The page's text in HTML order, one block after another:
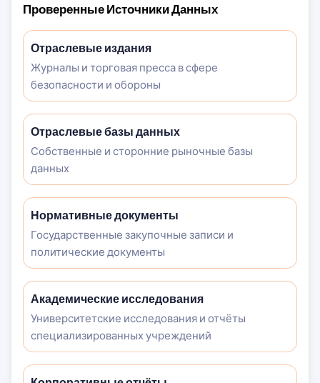
Проверенные Источники Данных
Отраслевые издания
Журналы и торговая пресса в сфере
безопасности и обороны
Отраслевые базы данных
Собственные и сторонние рыночные базы
данных
Нормативные документы
Государственные закупочные записи и
политические документы
Академические исследования
Университетские исследования и отчёты
специализированных учреждений